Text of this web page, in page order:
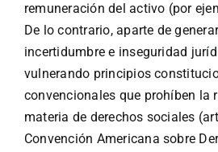
remuneración del activo (por
De lo contrario, aparte de
incertidumbre e inseguridad
vulnerando principios
convencionales que prohíben la
materia de derechos sociales
Convención Americana sobre